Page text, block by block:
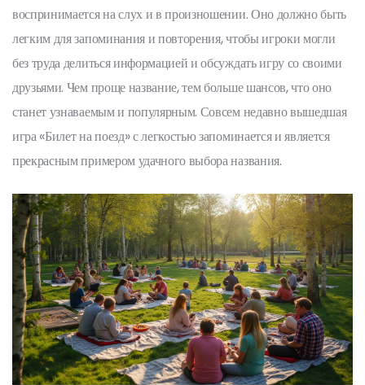
воспринимается на слух и в произношении. Оно должно быть
легким для запоминания и повторения, чтобы игроки могли
без труда делиться информацией и обсуждать игру со своими
друзьями. Чем проще название, тем больше шансов, что оно
станет узнаваемым и популярным. Совсем недавно вышедшая
игра «Билет на поезд» с легкостью запоминается и является
прекрасным примером удачного выбора названия.